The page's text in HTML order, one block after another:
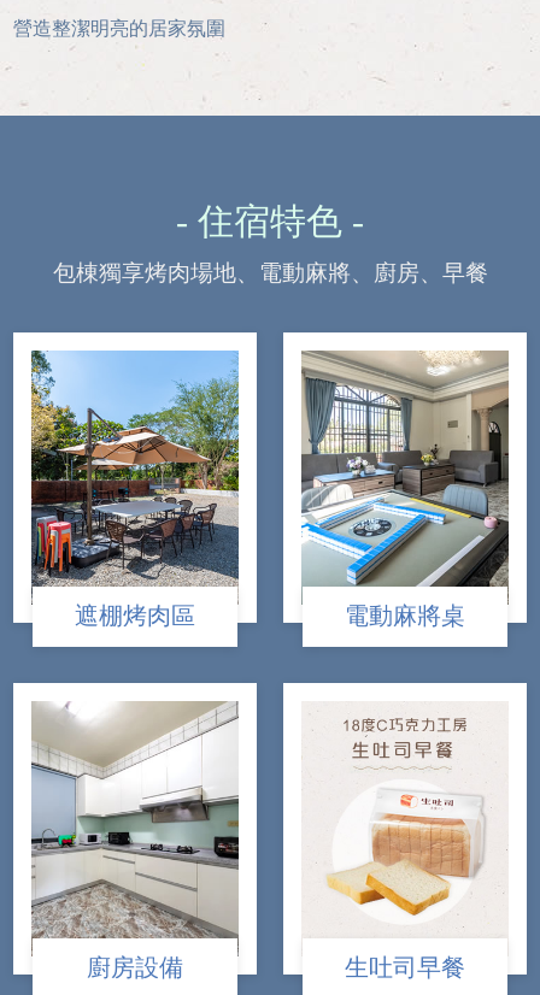
營造整潔明亮的居家氛圍
- 住宿特色 -
包棟獨享烤肉場地、電動麻將、廚房、早餐
遮棚烤肉區 電動麻將桌
廚房設備 生吐司早餐